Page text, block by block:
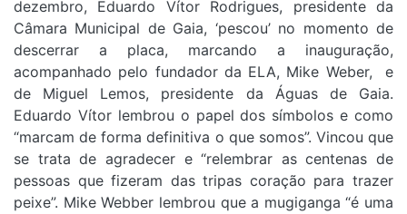
dezembro, Eduardo Vítor Rodrigues, presidente da
Câmara Municipal de Gaia, ‘pescou’ no momento de
descerrar a placa, marcando a inauguração,
acompanhado pelo fundador da ELA, Mike Weber, e
de Miguel Lemos, presidente da Águas de Gaia.
Eduardo Vítor lembrou o papel dos símbolos e como
“marcam de forma definitiva o que somos”. Vincou que
se trata de agradecer e “relembrar as centenas de
pessoas que fizeram das tripas coração para trazer
peixe”. Mike Webber lembrou que a mugiganga “é uma